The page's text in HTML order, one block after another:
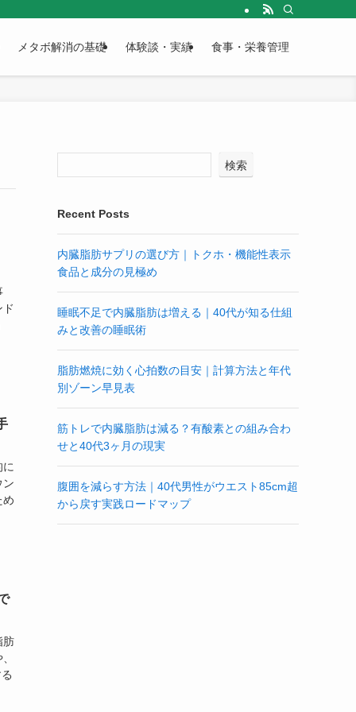
説します。
メタボ解消の基礎 体験談・実績 食事・栄養管理
ン
め
肪
検索
Recent Posts
内臓脂肪サプリの選び方｜トクホ・機能性表示
食品と成分の見極め
睡眠不足で内臓脂肪は増える｜40代が知る仕組
みと改善の睡眠術
脂肪燃焼に効く心拍数の目安｜計算方法と年代
別ゾーン早見表
筋トレで内臓脂肪は減る？有酸素との組み合わ
せと40代3ヶ月の現実
腹囲を減らす方法｜40代男性がウエスト85cm超
から戻す実践ロードマップ